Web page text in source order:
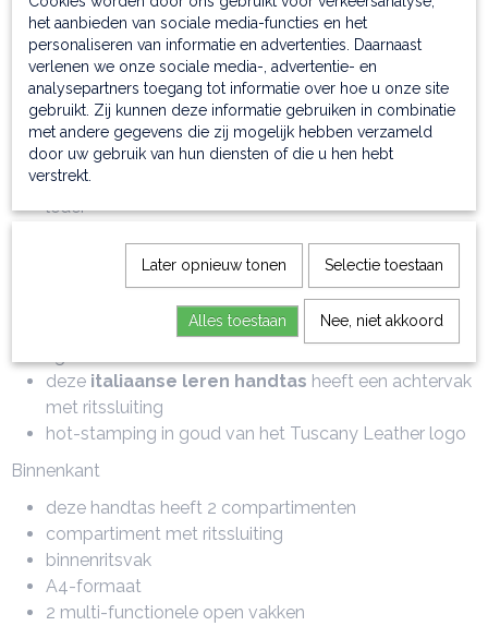
Materiaal
deze
leder
Binnenmateriaal
deze italiaanse leren handtas heeft een achtervak
met ritssluiting
hot-stamping in goud van het Tuscany Leather logo
Binnenkant
deze handtas heeft 2 compartimenten
compartiment met ritssluiting
binnenritsvak
A4-formaat
2 multi-functionele open vakken
het aanbieden van sociale media-functies en het
personaliseren van informatie en advertenties. Daarnaast
verlenen we onze sociale media-, advertentie- en
analysepartners toegang tot informatie over hoe u onze site
gebruikt. Zij kunnen deze informatie gebruiken in combinatie
met andere gegevens die zij mogelijk hebben verzameld
door uw gebruik van hun diensten of die u hen hebt
verstrekt.
Later opnieuw tonen Selectie toestaan
Alles toestaan Nee, niet akkoord